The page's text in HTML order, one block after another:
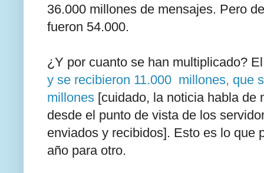
36.000 millones de mensajes. Pero
fueron 54.000.
¿Y por cuanto se han multiplicado?
y se recibieron 11.000 millones, que
millones [cuidado, la noticia habla de
desde el punto de vista de los
enviados y recibidos]. Esto es lo que
año para otro.